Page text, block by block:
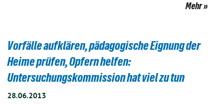
Mehr
Vorfälle aufklären, pädagogische Eignung der
Heime prüfen, Opfern helfen:
Untersuchungskommission hat viel zu tun
28.06.2013